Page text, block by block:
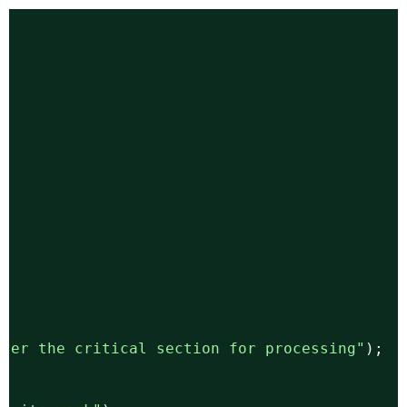
enter the critical section for processing"